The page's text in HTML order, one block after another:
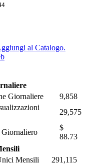
al Catalogo.
Giornaliere
9,858
29,575
$
88.73
Mensili
291,115